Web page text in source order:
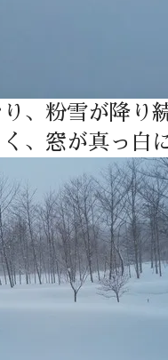
、粉雪が降り
、窓が真っ白